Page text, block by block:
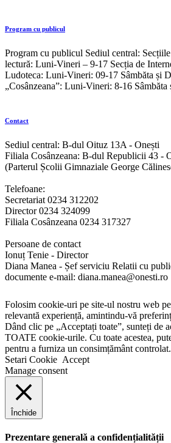
Program cu publicul
Program cu publicul Sediul central:
lectură: Luni-Vineri – 9-17 Secția de
Ludoteca: Luni-Vineri: 09-17 Sâmbăta și
„Cosânzeana”: Luni-Vineri: 8-16
Contact
Sediul central: B-dul Oituz 13A - Onești
Filiala Cosânzeana: B-dul Republicii 43 -
(Parterul Școlii Gimnaziale George
Telefoane:
Secretariat 0234 312202
Director 0234 324099
Filiala Cosânzeana 0234 317327
Persoane de contact
Ionuț Tenie - Director
Diana Manea - Șef serviciu Relatii cu
documente e-mail: diana.manea@onesti.ro
Folosim cookie-uri pe site-ul nostru web
relevantă experiență, amintindu-vă
Dând clic pe „Acceptați toate”, sunteți de
TOATE cookie-urile. Cu toate acestea,
pentru a furniza un consimțământ controlat.
Setari Cookie Accept
Manage consent
Închide
Prezentare generală a confidențialității